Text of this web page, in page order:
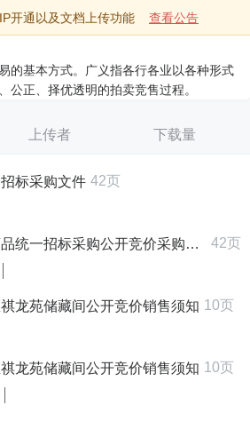
开通以及文档上传功能 查看公告
的基本方式。广义指各行各业以各种形式
公正、择优透明的拍卖竞售过程。
上传者 下载量
标采购文件 42页
标采购公开竞价采购文件（第一批） 42页
龙苑储藏间公开竞价销售须知 10页
龙苑储藏间公开竞价销售须知 10页